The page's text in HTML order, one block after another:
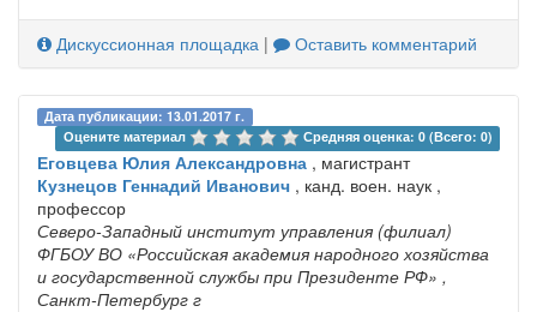
Дискуссионная площадка | Оставить комментарий
Дата публикации: 13.01.2017 г.
Оцените материал
Средняя оценка: 0 (Всего: 0)
Еговцева Юлия Александровна , магистрант
Кузнецов Геннадий Иванович , канд. воен. наук ,
профессор
Северо-Западный институт управления (филиал)
ФГБОУ ВО «Российская академия народного хозяйства
и государственной службы при Президенте РФ» ,
Санкт-Петербург г